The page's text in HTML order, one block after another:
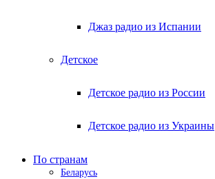
Джаз радио из Испании
Детское
Детское радио из России
Детское радио из Украины
По странам
Беларусь